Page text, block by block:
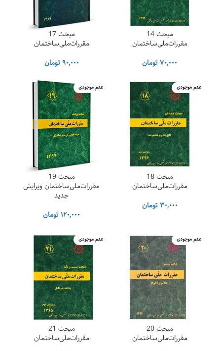
مبحث 14
مقررات‌ملی‌ساختمان
۷۰,۰۰۰تومان
مبحث 17
مقررات‌ملی‌ساختمان
۹۰,۰۰۰تومان
عدم موجودی
مبحث 18
مقررات‌ملی‌ساختمان
۳۰,۰۰۰تومان
عدم موجودی
مبحث 19
مقررات‌ملی‌ساختمان ویرایش
جدید
۱۲۰,۰۰۰تومان
عدم موجودی
مبحث 20
مقررات‌ملی‌ساختمان
عدم موجودی
مبحث 21
مقررات‌ملی‌ساختمان